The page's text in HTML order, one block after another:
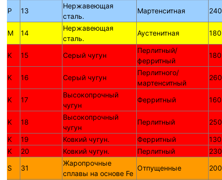
P 13
Нержавеющая
сталь.
Мартенситная
M 14
Нержавеющая
сталь.
Аустенитная
K 15 Серый чугун
Перлитный/
ферритный
K 16 Серый чугун
Перлитного/
мартенситный
K 17
Высокопрочный
чугун
Ферритный
K 18
Высокопрочный
чугун
Перлитный
K 19 Ковкий чугун. Ферритный
K
20 Ковкий чугун. Перлитный
S
31
Жаропрочные
сплавы на основе Fe
Отпущенные